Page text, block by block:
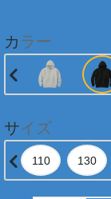
カラー
サイズ